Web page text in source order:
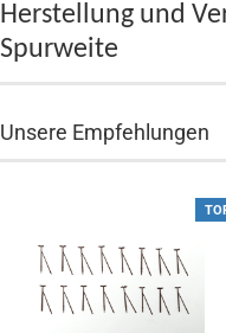
Herstellung und
Spurweite
Unsere Empfehlungen